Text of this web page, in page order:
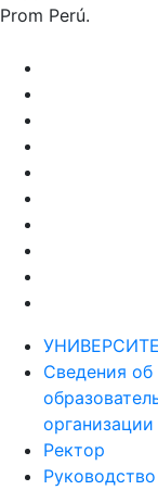
Prom Perú.
Сведения об
организации
Ректор
Руководство